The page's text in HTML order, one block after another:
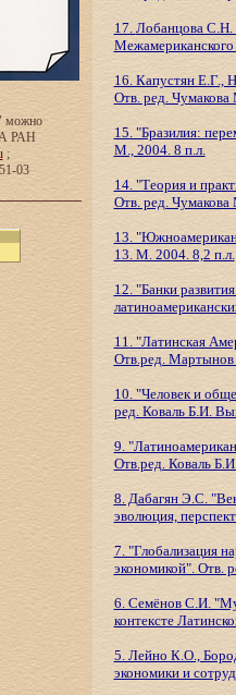
можно
РАН
;
03
17. Лобанцова С.Н.
16. Капустян Е.Г.,
Отв. ред.
15. "Бразилия:
М., 2004. 8 п.л.
14. "Теория и
Отв. ред.
13.
13. М. 2004. 8,2 п.л.
12. "Банки
11. "Латинская
Отв.ред.
10. "Человек и
ред. Коваль Б.И.
9.
Отв.ред. Коваль
8. Дабагян Э.С.
эволюция,
7. "Глобализация
экономикой". Отв.
6. Семёнов С.И.
контексте
5. Лейно К.О.,
экономики и